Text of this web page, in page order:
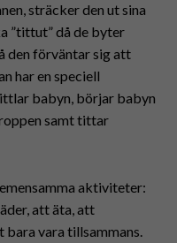
sträcker den ut sina
”tittut” då de byter
den förväntar sig att
har en speciell
babyn, börjar babyn
samt tittar
aktiviteter:
att äta, att
vara tillsammans.